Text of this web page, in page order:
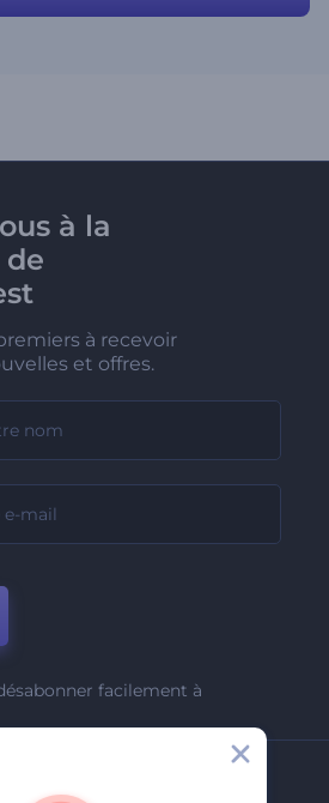
à la
à recevoir
et offres.
facilement à